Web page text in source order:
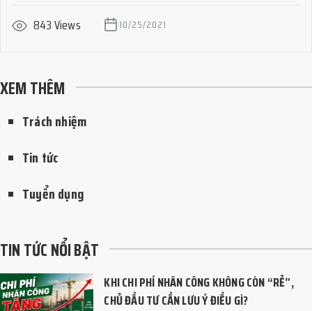
843 Views 10/25/2021
XEM THÊM
Trách nhiệm
Tin tức
Tuyển dụng
TIN TỨC NỔI BẬT
KHI CHI PHÍ NHÂN CÔNG KHÔNG CÒN “RẺ”,
CHỦ ĐẦU TƯ CẦN LƯU Ý ĐIỀU GÌ?